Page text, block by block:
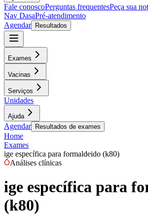
Fale conoscoPerguntas frequentesPeça sua
Nav DasaPré-atendimento
Agendar
Resultados
Exames
Vacinas
Serviços
Unidades
Ajuda
Agendar Resultados de exames
Home
Exames
ige específica para formaldeido (k80)
Análises clínicas
ige específica para
(k80)